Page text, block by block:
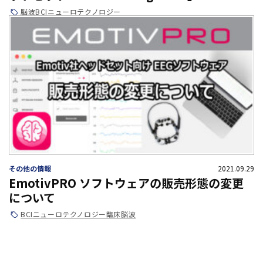
脳波BCIニューロテクノロジー
その他の情報 2021.09.29
EmotivPRO ソフトウェアの販売形態の変更
について
BCIニューロテクノロジー臨床脳波